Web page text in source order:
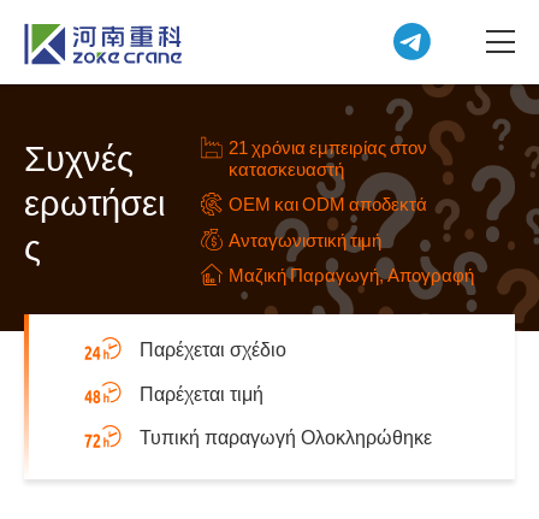
Συχνές
ερωτήσει
ς
21 χρόνια εμπειρίας στον
κατασκευαστή
OEM και ODM αποδεκτά
Ανταγωνιστική τιμή
Μαζική Παραγωγή, Απογραφή
Παρέχεται σχέδιο
Παρέχεται τιμή
Τυπική παραγωγή Ολοκληρώθηκε